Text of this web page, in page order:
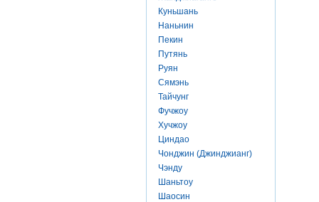
Куньшань
Наньнин
Пекин
Путянь
Руян
Сямэнь
Тайчунг
Фучжоу
Хучжоу
Циндао
Чонджин (Джинджианг)
Чэнду
Шаньтоу
Шаосин